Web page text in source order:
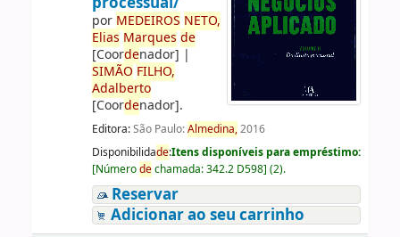
por MEDEIROS NETO,
Elias Marques de
[Coordenador] |
SIMÃO FILHO,
Adalberto
[Coordenador].
Editora:São Paulo:Almedina,2016
Disponibilidade:Itens disponíveis para empréstimo:
[Númerodechamada:342.2 D598] (2).
Reservar
Adicionar ao seu carrinho